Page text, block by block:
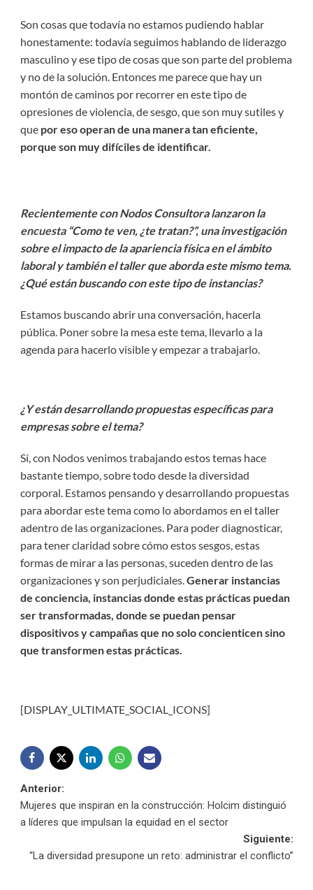
Son cosas que todavía no estamos pudiendo hablar
honestamente: todavía seguimos hablando de liderazgo
masculino y ese tipo de cosas que son parte del problema
y no de la solución. Entonces me parece que hay un
montón de caminos por recorrer en este tipo de
opresiones de violencia, de sesgo, que son muy sutiles y
que por eso operan de una manera tan eficiente,
porque son muy difíciles de identificar.
Recientemente con Nodos Consultora lanzaron la
encuesta“Como te ven, ¿te tratan?”, una investigación
sobre el impacto de la apariencia física en el ámbito
laboral y también el taller que aborda este mismo tema.
¿Qué están buscando con este tipo de instancias?
Estamos buscando abrir una conversación, hacerla
pública. Poner sobre la mesa este tema, llevarlo a la
agenda para hacerlo visible y empezar a trabajarlo.
¿Y están desarrollando propuestas específicas para
empresas sobre el tema?
Sí, con Nodos venimos trabajando estos temas hace
bastante tiempo, sobre todo desde la diversidad
corporal. Estamos pensando y desarrollando propuestas
para abordar este tema como lo abordamos en el taller
adentro de las organizaciones. Para poder diagnosticar,
para tener claridad sobre cómo estos sesgos, estas
formas de mirar a las personas, suceden dentro de las
organizaciones y son perjudiciales.Generar instancias
de conciencia, instancias donde estas prácticas puedan
ser transformadas, donde se puedan pensar
dispositivos y campañas que no solo concienticen sino
que transformen estas prácticas.
[DISPLAY_ULTIMATE_SOCIAL_ICONS]
Navegación
de
entradas
Anterior:
Mujeres que inspiran en la construcción: Holcim distinguió
a líderes que impulsan la equidad en el sector
Siguiente:
“La diversidad presupone un reto: administrar el conflicto”